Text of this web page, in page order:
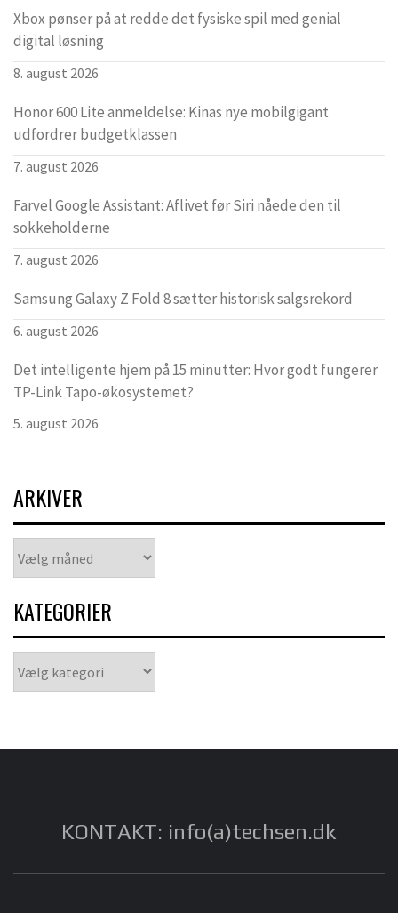
Xbox pønser på at redde det fysiske spil med genial
digital løsning
8. august 2026
Honor 600 Lite anmeldelse: Kinas nye mobilgigant
udfordrer budgetklassen
7. august 2026
Farvel Google Assistant: Aflivet før Siri nåede den til
sokkeholderne
7. august 2026
Samsung Galaxy Z Fold 8 sætter historisk salgsrekord
6. august 2026
Det intelligente hjem på 15 minutter: Hvor godt fungerer
TP-Link Tapo-økosystemet?
5. august 2026
ARKIVER
KATEGORIER
KONTAKT: info(a)techsen.dk